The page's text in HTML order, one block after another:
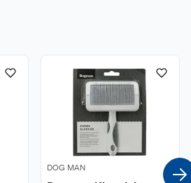
DOG MAN